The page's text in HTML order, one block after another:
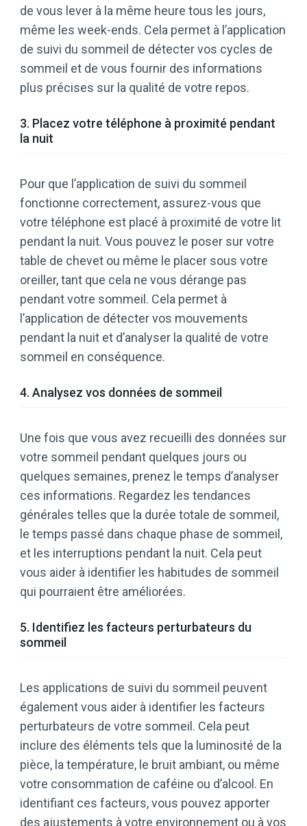
de vous lever à la même heure tous les jours,
même les week-ends. Cela permet à l’application
de suivi du sommeil de détecter vos cycles de
sommeil et de vous fournir des informations
plus précises sur la qualité de votre repos.
3. Placez votre téléphone à proximité pendant
la nuit
Pour que l’application de suivi du sommeil
fonctionne correctement, assurez-vous que
votre téléphone est placé à proximité de votre lit
pendant la nuit. Vous pouvez le poser sur votre
table de chevet ou même le placer sous votre
oreiller, tant que cela ne vous dérange pas
pendant votre sommeil. Cela permet à
l’application de détecter vos mouvements
pendant la nuit et d’analyser la qualité de votre
sommeil en conséquence.
4. Analysez vos données de sommeil
Une fois que vous avez recueilli des données sur
votre sommeil pendant quelques jours ou
quelques semaines, prenez le temps d’analyser
ces informations. Regardez les tendances
générales telles que la durée totale de sommeil,
le temps passé dans chaque phase de sommeil,
et les interruptions pendant la nuit. Cela peut
vous aider à identifier les habitudes de sommeil
qui pourraient être améliorées.
5. Identifiez les facteurs perturbateurs du
sommeil
Les applications de suivi du sommeil peuvent
également vous aider à identifier les facteurs
perturbateurs de votre sommeil. Cela peut
inclure des éléments tels que la luminosité de la
pièce, la température, le bruit ambiant, ou même
votre consommation de caféine ou d’alcool. En
identifiant ces facteurs, vous pouvez apporter
des ajustements à votre environnement ou à vos